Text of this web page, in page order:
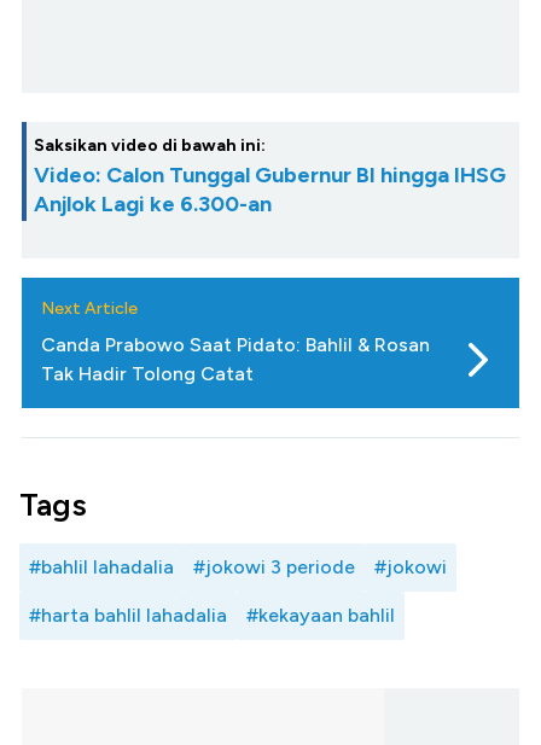
Saksikan video di bawah ini:
Video: Calon Tunggal Gubernur BI hingga IHSG
Anjlok Lagi ke 6.300-an
Next Article
Canda Prabowo Saat Pidato: Bahlil & Rosan
Tak Hadir Tolong Catat
Tags
#bahlil lahadalia #jokowi 3 periode #jokowi
#harta bahlil lahadalia #kekayaan bahlil